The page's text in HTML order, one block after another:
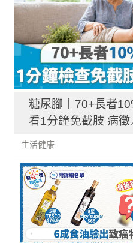
糖尿腳｜70+長者
看1分鐘免截肢 病
理一文睇清
生活健康